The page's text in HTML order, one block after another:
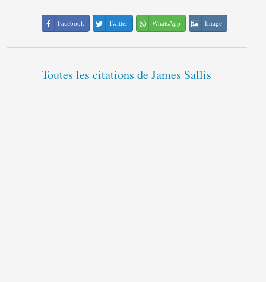
Facebook Twitter WhatsApp Image
Toutes les citations de James Sallis